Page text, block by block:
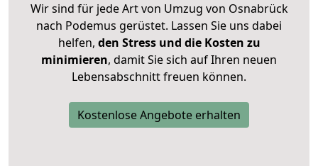
Wir sind für jede Art von Umzug von Osnabrück
nach Podemus gerüstet. Lassen Sie uns dabei
helfen, den Stress und die Kosten zu
minimieren, damit Sie sich auf Ihren neuen
Lebensabschnitt freuen können.
Kostenlose Angebote erhalten